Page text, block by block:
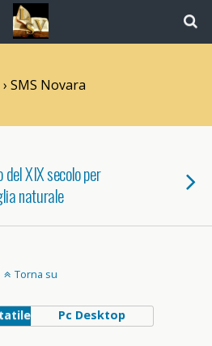
SMS Novara
XIX secolo per
naturale
Torna su
Pc Desktop